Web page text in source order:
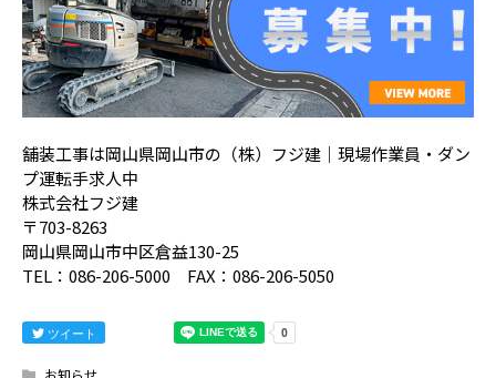
舗装工事は岡山県岡山市の（株）フジ建｜現場作業員・ダン
プ運転手求人中
株式会社フジ建
〒703-8263
岡山県岡山市中区倉益130-25
TEL：086-206-5000 FAX：086-206-5050
ツイート
お知らせ